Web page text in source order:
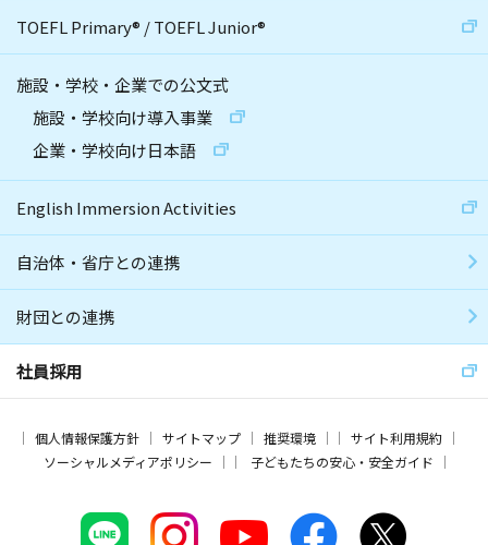
TOEFL Primary® /TOEFL Junior®
施設・学校・企業での公文式
施設・学校向け導入事業
企業・学校向け日本語
English Immersion Activities
自治体・省庁との連携
財団との連携
社員採用
個人情報保護方針 サイトマップ 推奨環境
サイト利用規約
ソーシャルメディアポリシー
子どもたちの安心・安全ガイド